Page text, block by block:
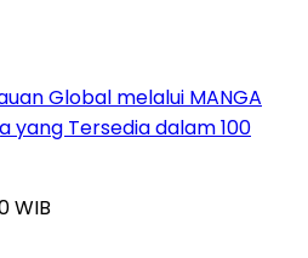
Global melalui MANGA
yang Tersedia dalam 100
WIB